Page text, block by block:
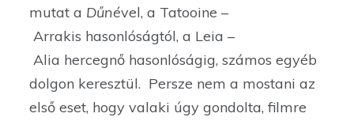
mutat a Dűnével, a Tatooine –
Arrakis hasonlóságtól, a Leia –
Alia hercegnő hasonlóságig, számos egyéb
dolgon keresztül. Persze nem a mostani az
első eset, hogy valaki úgy gondolta, filmre